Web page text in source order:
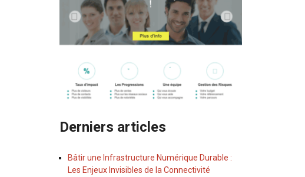
Derniers articles
Bâtir une Infrastructure Numérique Durable :
Les Enjeux Invisibles de la Connectivité